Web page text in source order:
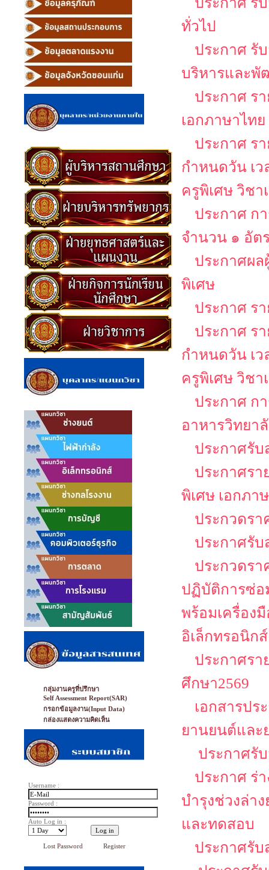
กลุ่มงานครูที่ปรึกษา
Self Assessment Report(SAR)
กรอกข้อมูลงาน(Input Data)
กล่องแสดงความคิดเห็น
Username :
Password :
Auto Log in :
Lost Password Register
ทั่วไป
ประกาศ รั
บริหารและพั
ประกาศ ร
เอกภาษาไทย
ประกาศ ร
กำหนดวัน เ
ครูพิเศษ วิชา
ประกาศ ก
จำนวน ๑ อัต
ประกาศผ
พิเศษ
ประกาศ ร
ประกาศ ร
กำหนดวัน เ
ครูพิเศษ วิชา
ประกาศ ก
อาหารวิทยา
ประกาศรั
ประกาศรา
พิเศษ เอกภา
ประกวดร
ประกาศรั
ประกวดร
ปฏิบัติการซ่อ
พร้อมเครื่อง
อิเล็กทรอนิก
ประกาศร
ศึกษา2569
เอกสารป
ยานยนต์และ
ประกาศรั
ประกาศ ร่
บำรุงช่วงล่า
และทดสอบ
ประกาศรั